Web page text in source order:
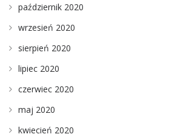
październik 2020
wrzesień 2020
sierpień 2020
lipiec 2020
czerwiec 2020
maj 2020
kwiecień 2020